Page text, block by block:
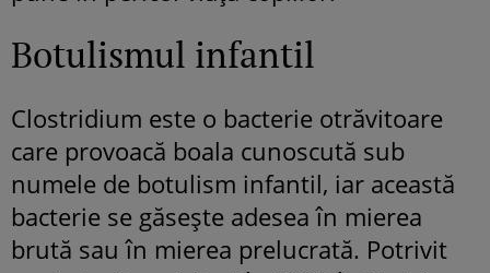
Botulismul infantil
Clostridium este o bacterie otrăvitoare
care provoacă boala cunoscută sub
numele de botulism infantil, iar această
bacterie se găsește adesea în mierea
brută sau în mierea prelucrată. Potrivit